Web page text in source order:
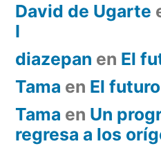
David de Ugarte
I
diazepan en El
Tama en El
Tama en Un
regresa a los